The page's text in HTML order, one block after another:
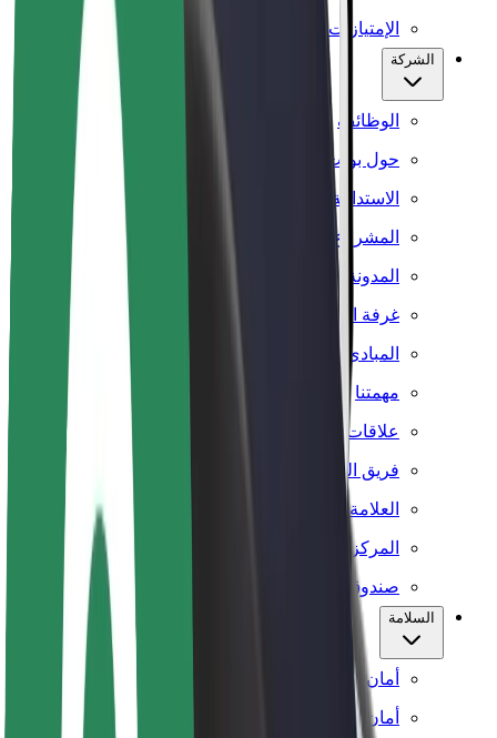
الإمتيازات
الشركة
الوظائف
حول بولت
الاستدامة في بولت
المشروع صفر
المدونة
غرفة الأخبار
المبادئ التوجيهية للعلامة التجارية
مهمتنا
علاقات المستثمرين
فريق القيادة
العلامة التجارية
المركز الإعلامي
صندوق دعم المدن
السلامة
أمان الراكب
أمان السائق